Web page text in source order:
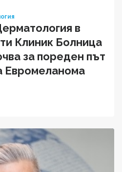
в
Клиник Болница
за пореден път
Евромеланома